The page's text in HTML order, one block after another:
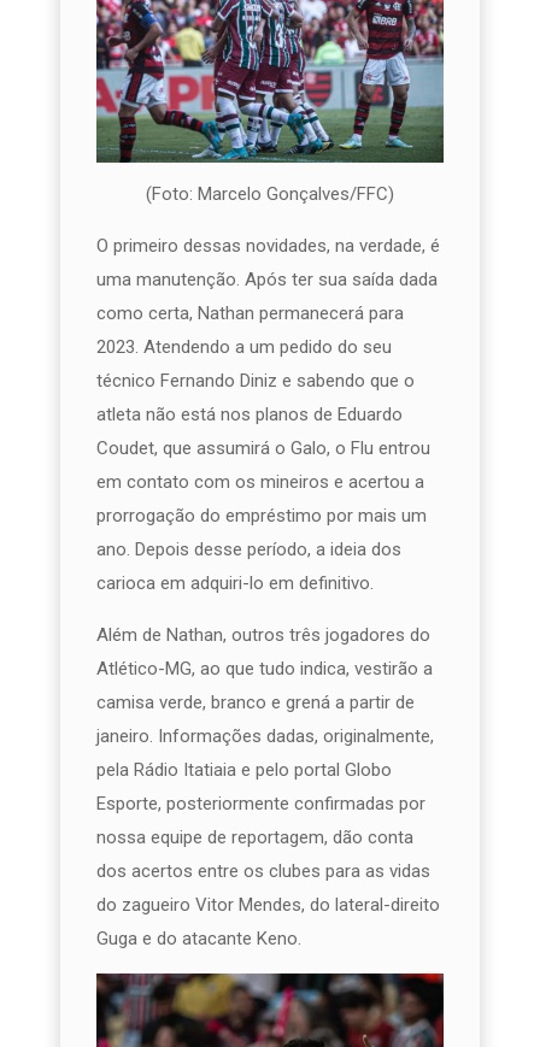
(Foto: Marcelo Gonçalves/FFC)
O primeiro dessas novidades, na verdade, é
uma manutenção. Após ter sua saída dada
como certa, Nathan permanecerá para
2023. Atendendo a um pedido do seu
técnico Fernando Diniz e sabendo que o
atleta não está nos planos de Eduardo
Coudet, que assumirá o Galo, o Flu entrou
em contato com os mineiros e acertou a
prorrogação do empréstimo por mais um
ano. Depois desse período, a ideia dos
carioca em adquiri-lo em definitivo.
Além de Nathan, outros três jogadores do
Atlético-MG, ao que tudo indica, vestirão a
camisa verde, branco e grená a partir de
janeiro. Informações dadas, originalmente,
pela Rádio Itatiaia e pelo portal Globo
Esporte, posteriormente confirmadas por
nossa equipe de reportagem, dão conta
dos acertos entre os clubes para as vidas
do zagueiro Vitor Mendes, do lateral-direito
Guga e do atacante Keno.